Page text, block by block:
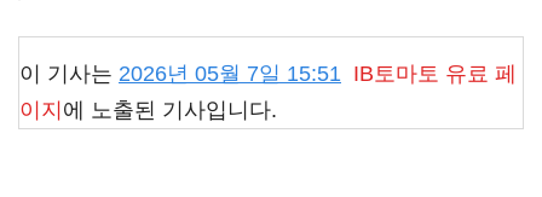
이 기사는 2026년 05월 7일 15:51 IB토마토 유료 페
이지 에 노출된 기사입니다.